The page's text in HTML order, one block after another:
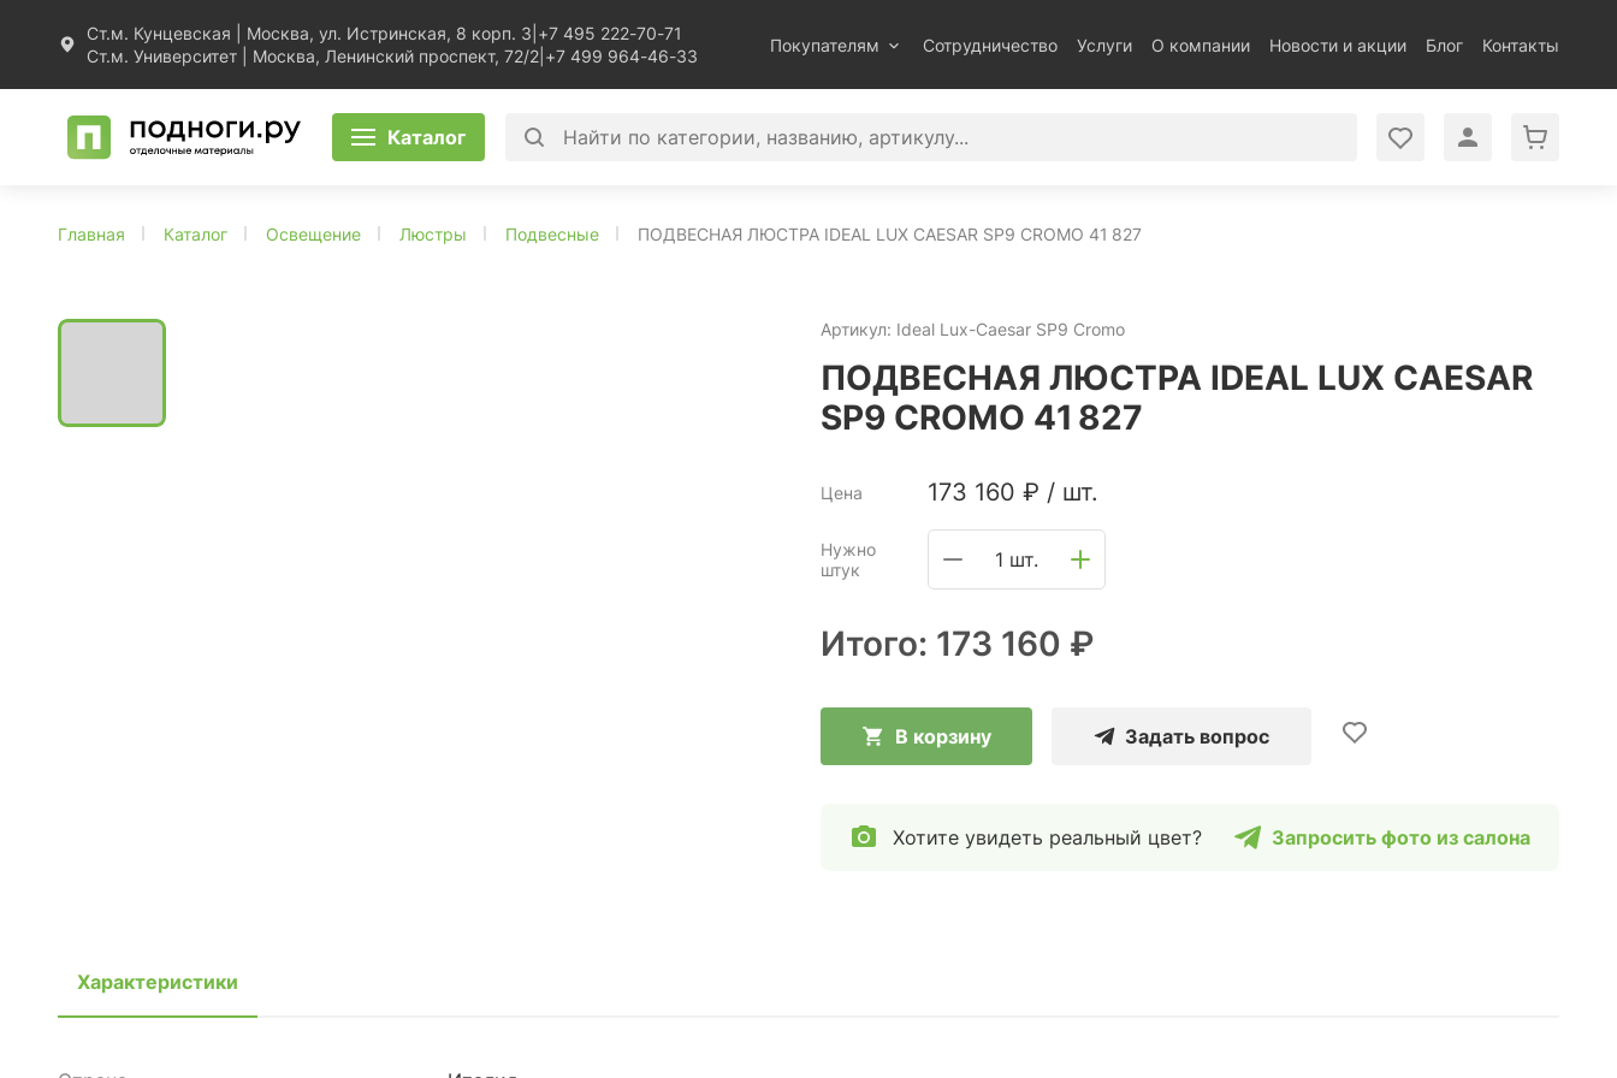
Ст.м. Кунцевская | Москва, ул. Истринская, 8 корп. 3 +7 495 222-70-71
Ст.м. Университет | Москва, Ленинский проспект, 72/2 +7 499 964-46-33
Покупателям Сотрудничество Услуги О компании Новости и акции Блог Контакты
Каталог
Главная Каталог Освещение Люстры Подвесные ПОДВЕСНАЯ ЛЮСТРА IDEAL LUX CAESAR SP9 CROMO 41 827
Артикул: Ideal Lux-Caesar SP9 Cromo
ПОДВЕСНАЯ ЛЮСТРА IDEAL LUX CAESAR
SP9 CROMO 41 827
Цена 173 160 ₽ / шт.
Нужно
штук
1 шт.
Итого: 173 160 ₽
В корзину Задать вопрос
Хотите увидеть реальный цвет? Запросить фото из салона
Характеристики